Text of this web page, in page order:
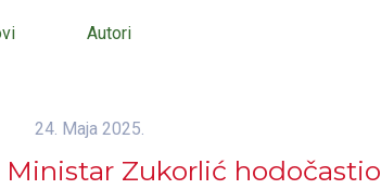
Autori
24. Maja 2025.
Ministar Zukorlić hodočastio